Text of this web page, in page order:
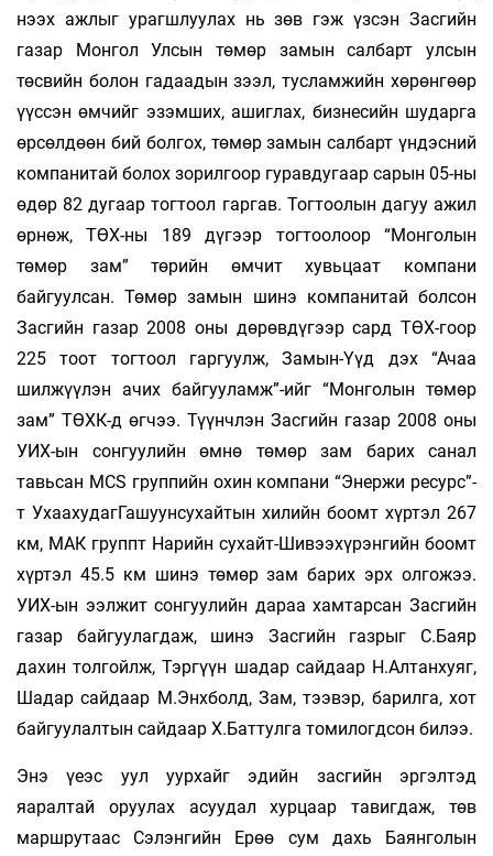
нээх ажлыг урагшлуулах нь зөв гэж үзсэн Засгийн
газар Монгол Улсын төмөр замын салбарт улсын
төсвийн болон гадаадын зээл, тусламжийн хөрөнгөөр
үүссэн өмчийг эзэмших, ашиглах, бизнесийн шударга
өрсөлдөөн бий болгох, төмөр замын салбарт үндэсний
компанитай болох зорилгоор гуравдугаар сарын 05-ны
өдөр 82 дугаар тогтоол гаргав. Тогтоолын дагуу ажил
өрнөж, ТӨХ-ны 189 дүгээр тогтоолоор “Монголын
төмөр зам” төрийн өмчит хувьцаат компани
байгуулсан. Төмөр замын шинэ компанитай болсон
Засгийн газар 2008 оны дөрөвдүгээр сард ТӨХ-гоор
225 тоот тогтоол гаргуулж, Замын-Үүд дэх “Ачаа
шилжүүлэн ачих байгууламж”-ийг “Монголын төмөр
зам” ТӨХК-д өгчээ. Түүнчлэн Засгийн газар 2008 оны
УИХ-ын сонгуулийн өмнө төмөр зам барих санал
тавьсан MCS группийн охин компани “Энержи ресурс”-
т УхаахудагГашуунсухайтын хилийн боомт хүртэл 267
км, МАК группт Нарийн сухайт-Шивээхүрэнгийн боомт
хүртэл 45.5 км шинэ төмөр зам барих эрх олгожээ.
УИХ-ын ээлжит сонгуулийн дараа хамтарсан Засгийн
газар байгуулагдаж, шинэ Засгийн газрыг С.Баяр
дахин толгойлж, Тэргүүн шадар сайдаар Н.Алтанхуяг,
Шадар сайдаар М.Энхболд, Зам, тээвэр, барилга, хот
байгуулалтын сайдаар Х.Баттулга томилогдсон билээ.
Энэ үеэс уул уурхайг эдийн засгийн эргэлтэд
яаралтай оруулах асуудал хурцаар тавигдаж, төв
маршрутаас Сэлэнгийн Ерөө сум дахь Баянголын